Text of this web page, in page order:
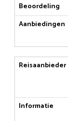
Beoordeling
Aanbiedingen
Reisaanbieder
Informatie